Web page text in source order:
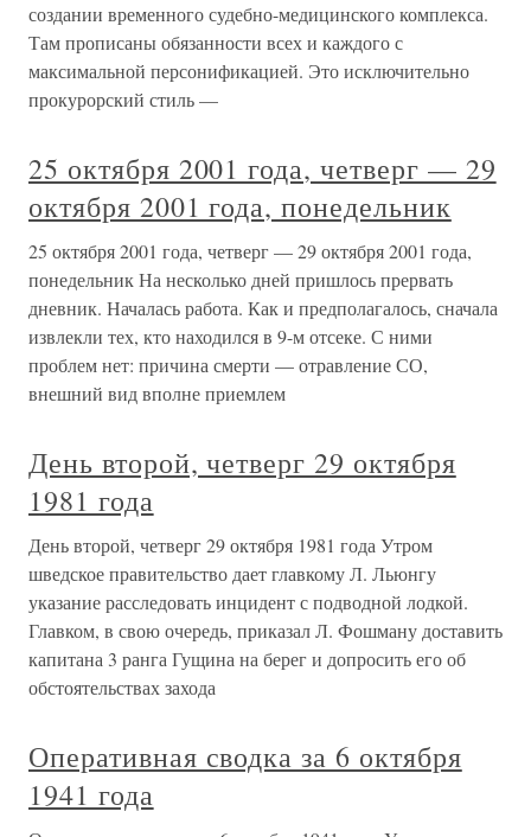
создании временного судебно-медицинского комплекса.
Там прописаны обязанности всех и каждого с
максимальной персонификацией. Это исключительно
прокурорский стиль —
25 октября 2001 года, четверг — 29
октября 2001 года, понедельник
25 октября 2001 года, четверг — 29 октября 2001 года,
понедельник На несколько дней пришлось прервать
дневник. Началась работа. Как и предполагалось, сначала
извлекли тех, кто находился в 9-м отсеке. С ними
проблем нет: причина смерти — отравление СО,
внешний вид вполне приемлем
День второй, четверг 29 октября
1981 года
День второй, четверг 29 октября 1981 года Утром
шведское правительство дает главкому Л. Льюнгу
указание расследовать инцидент с подводной лодкой.
Главком, в свою очередь, приказал Л. Фошману доставить
капитана 3 ранга Гущина на берег и допросить его об
обстоятельствах захода
Оперативная сводка за 6 октября
1941 года